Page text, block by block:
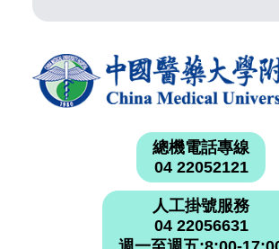
總機電話專線
04 22052121
人工掛號服務
04 22056631